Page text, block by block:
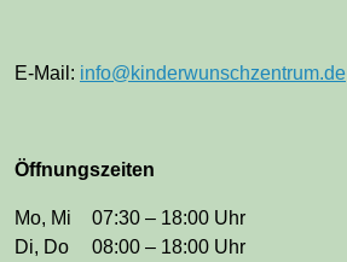
E-Mail: info@kinderwunschzentrum.de
Öffnungszeiten
Mo, Mi
07:30 – 18:00 Uhr
Di, Do
08:00 – 18:00 Uhr